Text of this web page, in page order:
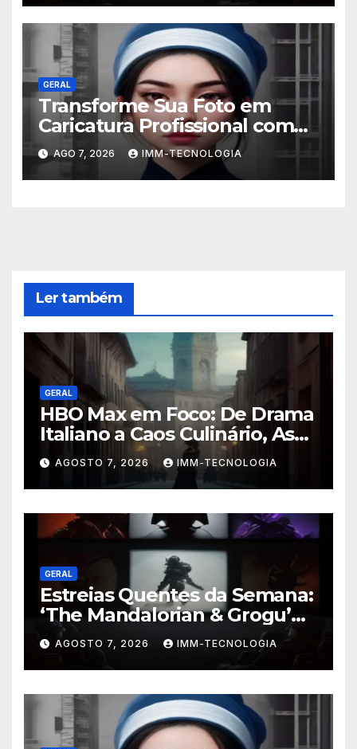
GERAL
Transforme Sua Foto em
Caricatura Profissional com
ChatGPT: A Nova Trend
Digital Explicada
AGO 7, 2026 IMM-TECNOLOGIA
Ler também
GERAL
HBO Max em Foco: De Drama
Italiano a Caos Culinário, As
Novidades Imperdíveis da
Semana (16 a 22 de Fevereiro)
AGOSTO 7, 2026 IMM-TECNOLOGIA
GERAL
Estreias Quentes da Semana:
‘The Mandalorian & Grogu’
Anunciado e Outros
Lançamentos Imperdíveis!
AGOSTO 7, 2026 IMM-TECNOLOGIA